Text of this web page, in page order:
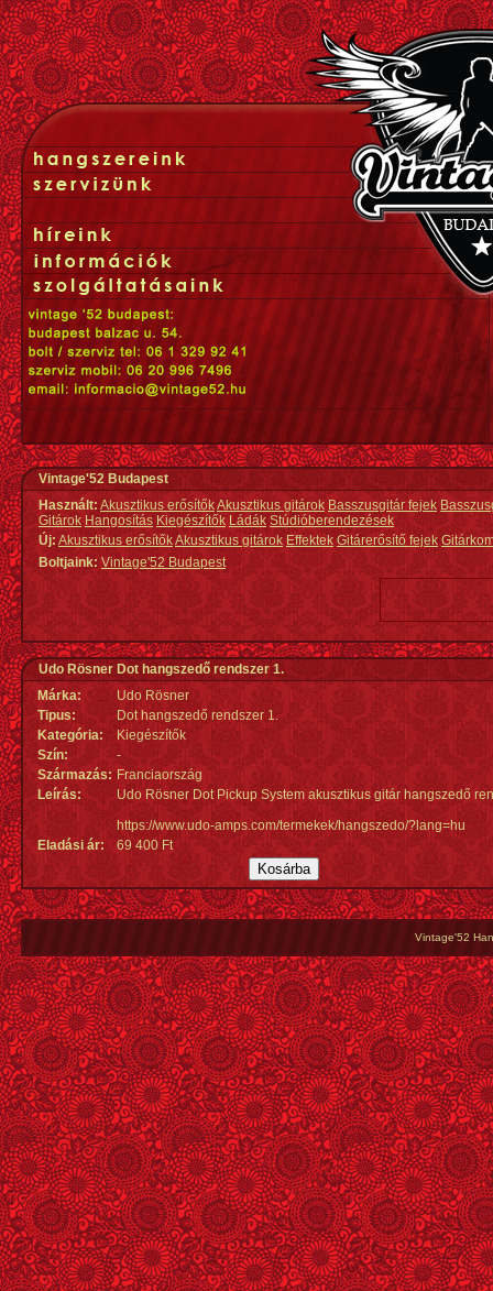
Vintage'52 Budapest
Használt: Akusztikus erősítőkAkusztikus gitárok Basszusgitár fejek
Gitárok Hangosítás Kiegészítők Ládák Stúdióberendezések
Új:Akusztikus erősítőkAkusztikus gitárok Effektek Gitárerősítő fejek
Boltjaink: Vintage'52 Budapest
Udo Rösner Dot hangszedő rendszer 1.
Márka:
Udo Rösner
Tipus:
Dot hangszedő rendszer 1.
Kategória:
Kiegészítők
Szín:
-
Származás: Franciaország
Leírás:
Udo Rösner Dot Pickup System akusztikus gitár hangszedő
https://www.udo-amps.com/termekek/hangszedo/?lang=hu
Eladási ár:
69 400 Ft
Vintage'52